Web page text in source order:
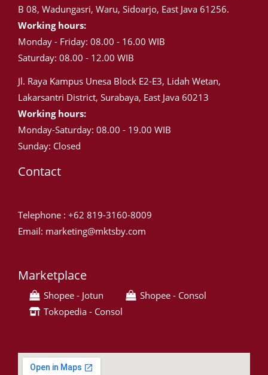
B 08, Wadungasri, Waru, Sidoarjo, East Java 61256.
Working hours:
Monday - Friday: 08.00 - 16.00 WIB
Saturday: 08.00 - 12.00 WIB
Jl. Raya Kampus Unesa Block E2-E3, Lidah Wetan,
Lakarsantri District, Surabaya, East Java 60213
Working hours:
Monday-Saturday: 08.00 - 19.00 WIB
Sunday: Closed
Contact
Telephone : +62 819-3160-8009
Email: marketing@mktsby.com
Marketplace
Shopee - Jotun
Shopee - Consol
Tokopedia - Consol